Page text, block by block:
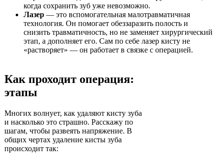
когда сохранить зуб уже невозможно.
Лазер — это вспомогательная малотравматичная
технология. Он помогает обеззаразить полость и
снизить травматичность, но не заменяет хирургический
этап, а дополняет его. Сам по себе лазер кисту не
«растворяет» — он работает в связке с операцией.
Как проходит операция:
этапы
Многих волнует, как удаляют кисту зуба
и насколько это страшно. Расскажу по
шагам, чтобы развеять напряжение. В
общих чертах удаление кисты зуба
происходит так: